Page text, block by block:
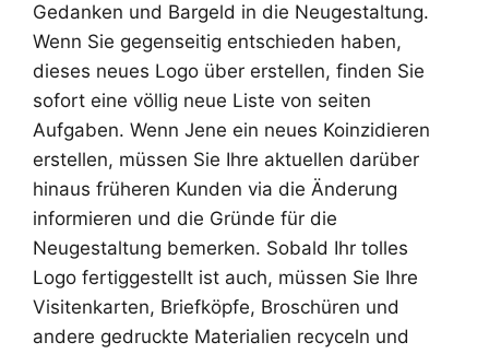
Gedanken und Bargeld in die Neugestaltung.
Wenn Sie gegenseitig entschieden haben,
dieses neues Logo über erstellen, finden Sie
sofort eine völlig neue Liste von seiten
Aufgaben. Wenn Jene ein neues Koinzidieren
erstellen, müssen Sie Ihre aktuellen darüber
hinaus früheren Kunden via die Änderung
informieren und die Gründe für die
Neugestaltung bemerken. Sobald Ihr tolles
Logo fertiggestellt ist auch, müssen Sie Ihre
Visitenkarten, Briefköpfe, Broschüren und
andere gedruckte Materialien recyceln und